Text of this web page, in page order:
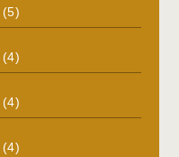
(5)
(4)
(4)
(4)